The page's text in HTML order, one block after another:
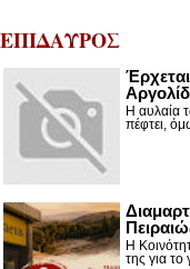
ΕΠΙΔΑΥΡΟΣ
Η αυλαία
πέφτει,
Η
της για το